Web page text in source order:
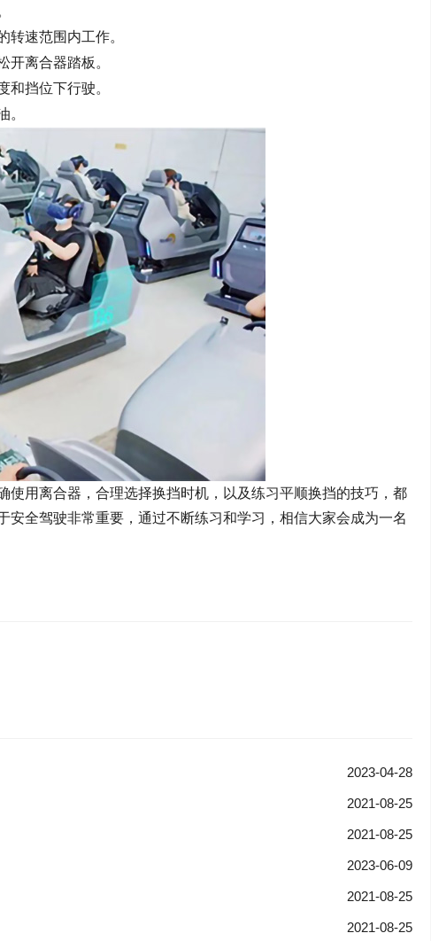
速范围内工作。
离合器踏板。
挡位下行驶。
。
用离合器，合理选择换挡时机，以及练习平顺换挡的技巧，都
全驾驶非常重要，通过不断练习和学习，相信大家会成为一名
2023-04-28
2021-08-25
2021-08-25
2023-06-09
2021-08-25
2021-08-25